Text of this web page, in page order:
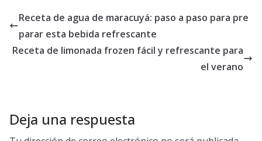
Receta de agua de maracuyá: paso a paso para pre
parar esta bebida refrescante
Receta de limonada frozen fácil y refrescante para
el verano
Deja una respuesta